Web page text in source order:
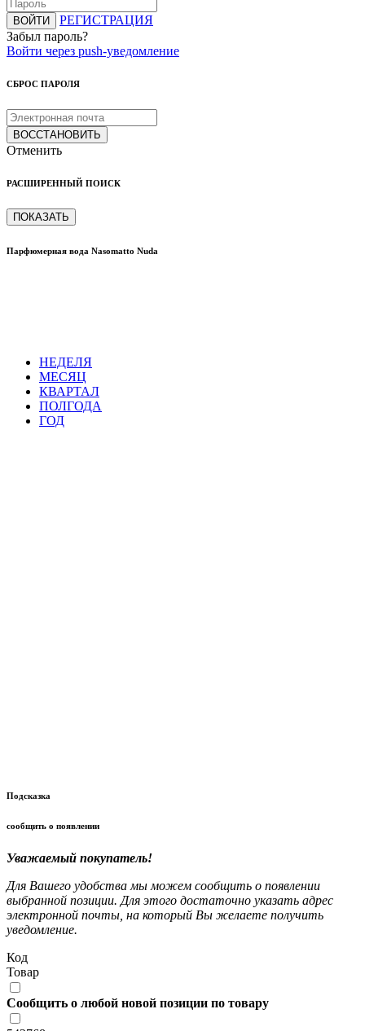
ВОЙТИ
РЕГИСТРАЦИЯ
Забыл пароль?
Войти через push-уведомление
СБРОС ПАРОЛЯ
ВОССТАНОВИТЬ
Отменить
РАСШИРЕННЫЙ ПОИСК
ПОКАЗАТЬ
Парфюмерная вода Nasomatto Nuda
НЕДЕЛЯ
МЕСЯЦ
КВАРТАЛ
ПОЛГОДА
ГОД
Подсказка
сообщить о появлении
Уважаемый покупатель!
Для Вашего удобства мы можем сообщить о появлении
выбранной позиции. Для этого достаточно указать адрес
электронной почты, на который Вы желаете получить
уведомление.
Код
Товар
Сообщить о любой новой позиции по товару